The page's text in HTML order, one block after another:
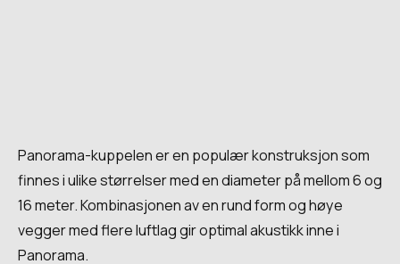
Panorama-kuppelen er en populær konstruksjon som
finnes i ulike størrelser med en diameter på mellom 6 og
16 meter. Kombinasjonen av en rund form og høye
vegger med flere luftlag gir optimal akustikk inne i
Panorama.